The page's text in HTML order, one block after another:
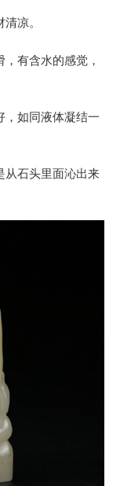
凉。
有含水的感觉，
，如同液体凝结一
从石头里面沁出来